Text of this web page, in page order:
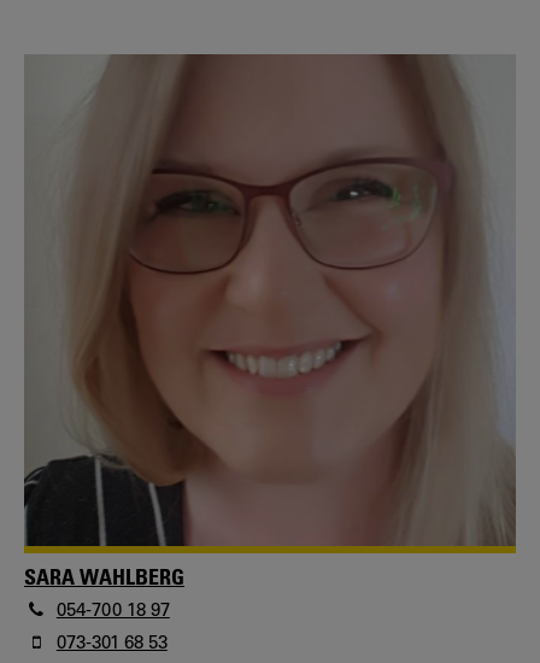
SARA WAHLBERG
054-700 18 97
073-301 68 53